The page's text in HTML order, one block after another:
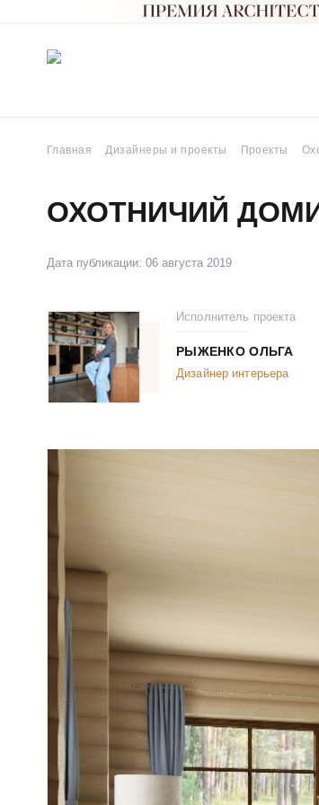
Главная Дизайнеры и проекты Проекты
ОХОТНИЧИЙ
Дата публикации: 06 августа 2019
Исполнитель проекта
РЫЖЕНКО ОЛЬГА
Дизайнер интерьера